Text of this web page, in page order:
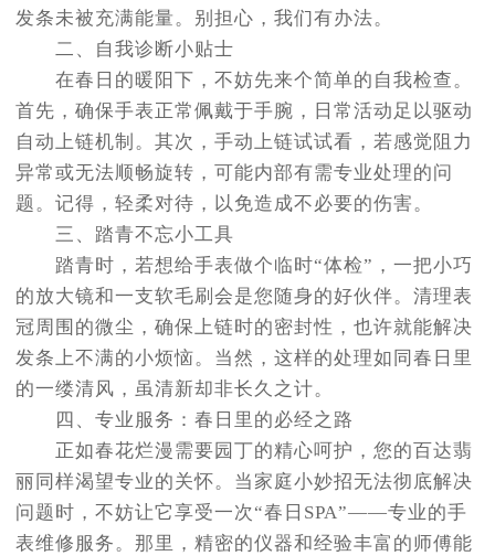
发条未被充满能量。别担心，我们有办法。
二、自我诊断小贴士
在春日的暖阳下，不妨先来个简单的自我检查。
首先，确保手表正常佩戴于手腕，日常活动足以驱动
自动上链机制。其次，手动上链试试看，若感觉阻力
异常或无法顺畅旋转，可能内部有需专业处理的问
题。记得，轻柔对待，以免造成不必要的伤害。
三、踏青不忘小工具
踏青时，若想给手表做个临时“体检”，一把小巧
的放大镜和一支软毛刷会是您随身的好伙伴。清理表
冠周围的微尘，确保上链时的密封性，也许就能解决
发条上不满的小烦恼。当然，这样的处理如同春日里
的一缕清风，虽清新却非长久之计。
四、专业服务：春日里的必经之路
正如春花烂漫需要园丁的精心呵护，您的百达翡
丽同样渴望专业的关怀。当家庭小妙招无法彻底解决
问题时，不妨让它享受一次“春日SPA”——专业的手
表维修服务。那里，精密的仪器和经验丰富的师傅能